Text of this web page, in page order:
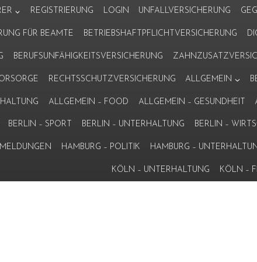
REGISTRIERUNG LOGIN UNFALLVERSICHERUNG
FÜR BEAMTE BETRIEBSHAFTPFLICHTVERSICHERUNG
BERUFSUNFÄHIGKEITSVERSICHERUNG
RECHTSSCHUTZVERSICHERUNG ALLGEMEIN
ALLGEMEIN – FOOD ALLGEMEIN – GESUNDHEIT
BERLIN – SPORT BERLIN – UNTERHALTUNG BERLIN –
HAMBURG – POLITIK HAMBURG –
KÖLN – UNTERHALTUNG KÖLN –